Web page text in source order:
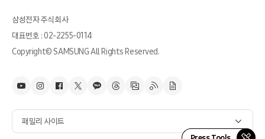
삼성전자 주식회사
대표번호 : 02-2255-0114
Copyright© SAMSUNG All Rights Reserved.
패밀리 사이트